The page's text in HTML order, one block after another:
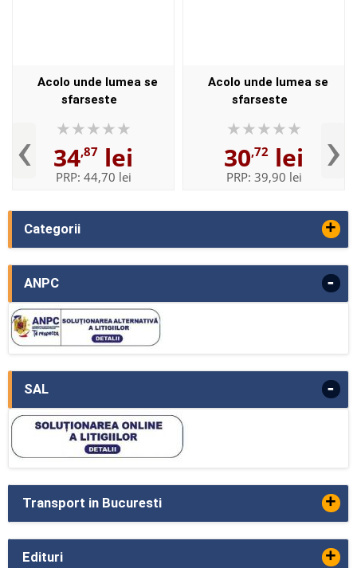
Categorii +
ANPC -
SAL -
‹
Acolo unde lumea se
sfarseste
34,87 lei
PRP: 44,70 lei
Acolo unde lumea se
sfarseste
30,72 lei
PRP: 39,90 lei ›
Transport in Bucuresti +
Edituri +